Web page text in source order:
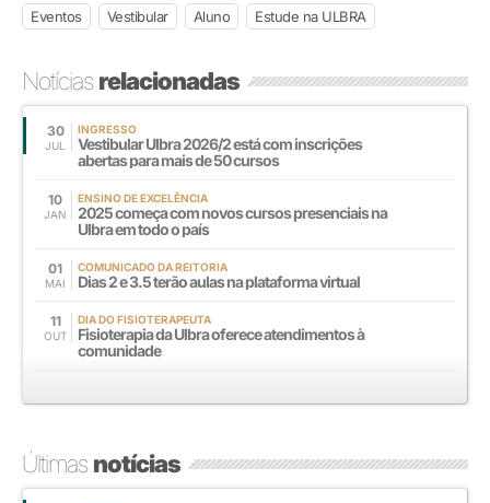
Eventos Vestibular Aluno Estude na ULBRA
Notíciasrelacionadas
30
JUL
INGRESSO
Vestibular Ulbra 2026/2 está com inscrições
abertas para mais de 50 cursos
10
JAN
ENSINO DE EXCELÊNCIA
2025 começa com novos cursos presenciais na
Ulbra em todo o país
01
MAI
COMUNICADO DA REITORIA
Dias 2 e 3.5 terão aulas na plataforma virtual
11
OUT
DIA DO FISIOTERAPEUTA
Fisioterapia da Ulbra oferece atendimentos à
comunidade
Últimasnotícias